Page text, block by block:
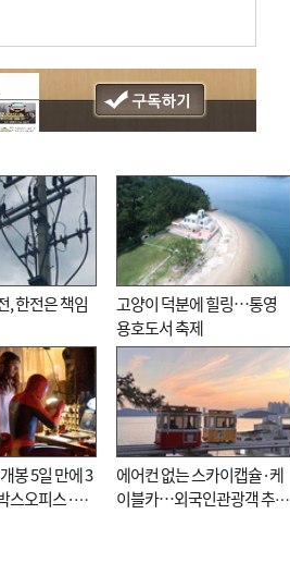
, 한전은 책임
고양이 덕분에 힐링…통영
용호도서 축제
봉 5일 만에 3
스오피스·예
에어컨 없는 스카이캡슐·케
이블카…외국인관광객 추억